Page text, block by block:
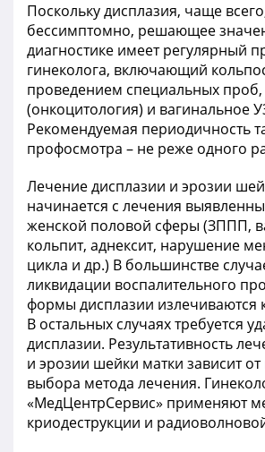
Поскольку дисплазия, чаще
бессимптомно, решающее
диагностике имеет регулярный
гинеколога, включающий
проведением специальных проб,
(онкоцитология) и вагинальное
Рекомендуемая периодичность
профосмотра – не реже одного
Лечение дисплазии и эрозии
начинается с лечения
женской половой сферы (ЗППП,
кольпит, аднексит, нарушение
цикла и др.) В большинстве
ликвидации воспалительного
формы дисплазии излечиваются
В остальных случаях требуется
дисплазии. Результативность
и эрозии шейки матки зависит
выбора метода лечения.
«МедЦентрСервис» применяют
криодеструкции и